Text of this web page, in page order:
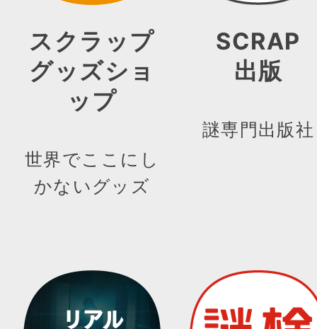
スクラップ
グッズショ
ップ
世界でここにし
かないグッズ
SCRAP
出版
謎専門出版社